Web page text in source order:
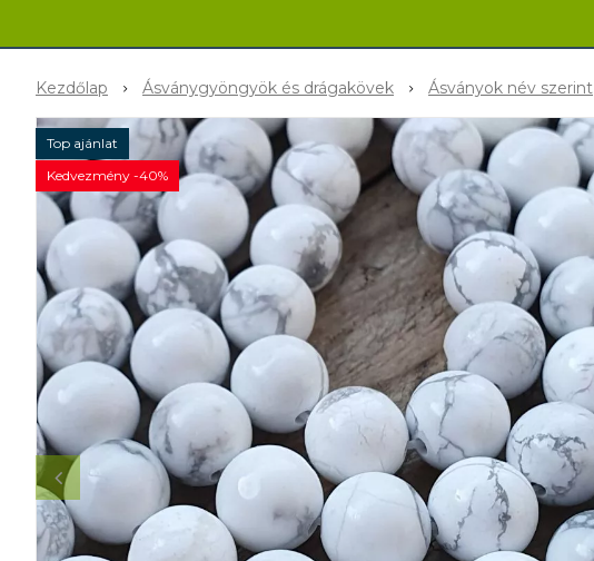
Kezdőlap Ásványgyöngyök és drágakövek Ásványok név szerint
Top ajánlat
Kedvezmény -40%